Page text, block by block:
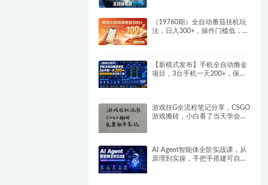
（19760期）全自动番茄挂机玩
法，日入300+，操作门槛低，一
【新模式发布】手机全自动撸金
项目，3台手机一天200+，保姆
游戏挂G全流程笔记分享，CSGO
游戏搬砖，小白看了当天学会见
AI Agent智能体全阶实战课，从
原理到实操，手把手搭建可自动